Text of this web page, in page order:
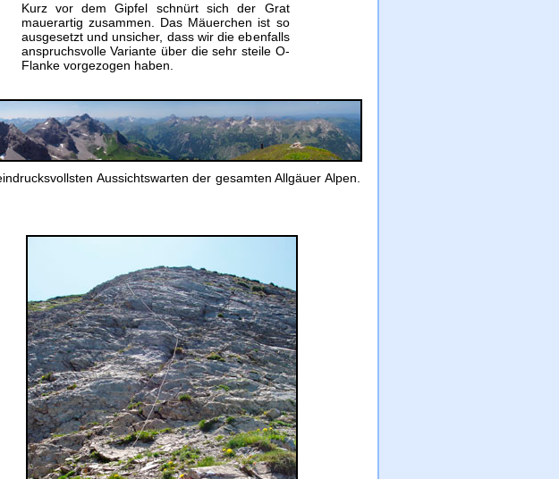
Kurz vor dem Gipfel schnürt sich der Grat
mauerartig zusammen. Das Mäuerchen ist so
ausgesetzt und unsicher, dass wir die ebenfalls
anspruchsvolle Variante über die sehr steile O-
Flanke vorgezogen haben.
Aussichtswarten der gesamten Allgäuer Alpen.